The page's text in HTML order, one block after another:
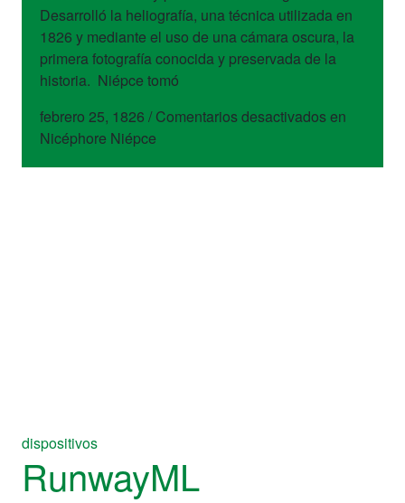
Desarrolló la heliografía, una técnica utilizada en
1826 y mediante el uso de una cámara oscura, la
primera fotografía conocida y preservada de la
historia. Niépce tomó
febrero 25, 1826 / Comentarios desactivadosen
Nicéphore Niépce
dispositivos
RunwayML